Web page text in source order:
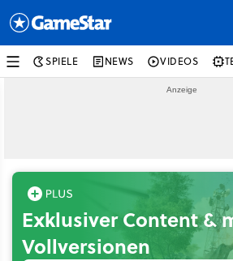
SPIELE NEWS VIDEOS
Exklusiver Content &
Vollversionen